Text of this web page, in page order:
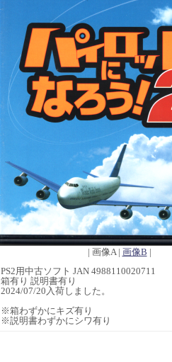
| 画像A | 画像B |
PS2用中古ソフト JAN 4988110020711
箱有り 説明書有り
2024/07/20入荷しました。
※箱わずかにキズ有り
※説明書わずかにシワ有り